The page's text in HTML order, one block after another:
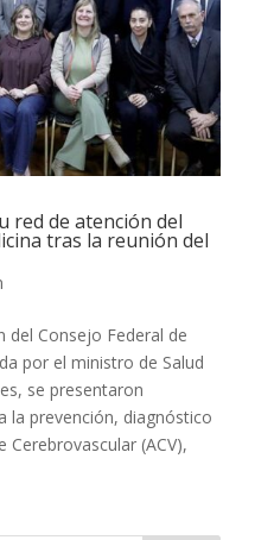
red de atención del
tras la reunión del
del Consejo Federal de
por el ministro de Salud
se presentaron
la prevención, diagnóstico
(ACV),